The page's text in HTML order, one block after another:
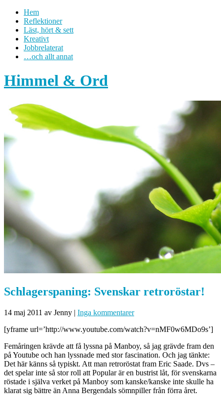
Hem
Reflektioner
Läst, hört & sett
Kreativt
Jobbrelaterat
…och allt annat
Himmel & Ord
Schlagerspaning: Svenskar retroröstar!
14 maj 2011 av Jenny | Inga kommentarer
[yframe url=’http://www.youtube.com/watch?v=nMF0w6MDo9s’]
Femåringen krävde att få lyssna på Manboy, så jag grävde fram den
på Youtube och han lyssnade med stor fascination. Och jag tänkte:
Det här känns så typiskt. Att man retroröstat fram Eric Saade. Dvs –
det spelar inte så stor roll att Popular är en bustrist låt, för svenskarna
röstade i själva verket på Manboy som kanske/kanske inte skulle ha
klarat sig bättre än Anna Bergendals sömnpiller från förra året.